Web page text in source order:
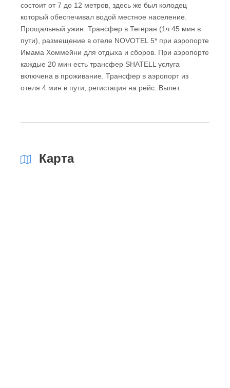
состоит от 7 до 12 метров, здесь же был колодец
который обеспечивал водой местное население.
Прощальный ужин. Трансфер в Тегеран (1ч.45 мин.в
пути), размещение в отеле NOVOTEL 5* при аэропорте
Имама Хоммейни для отдыха и сборов. При аэропорте
каждые 20 мин есть трансфер SHATELL услуга
включена в проживание. Трансфер в аэропорт из
отеля 4 мин в пути, регистация на рейс. Вылет.
Карта